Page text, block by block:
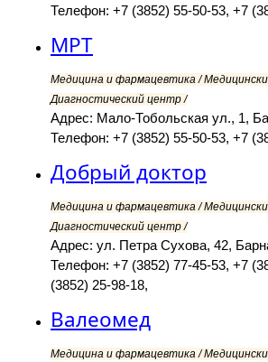
Телефон: +7 (3852) 55-50-53, +7
МРТ
Медицина и фармацевтика /
Диагностический центр /
Адрес: Мало-Тобольская ул., 1,
Телефон: +7 (3852) 55-50-53, +7
Добрый доктор
Медицина и фармацевтика /
Диагностический центр /
Адрес: ул. Петра Сухова, 42,
Телефон: +7 (3852) 77-45-53, +7
(3852) 25-98-18,
Валеомед
Медицина и фармацевтика /